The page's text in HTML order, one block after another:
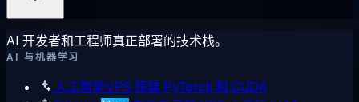
AI 开发者和工程师真正部署的技术栈。
AI 与机器学习
人工智能VPS 预装 PyTorch 和 CUDA